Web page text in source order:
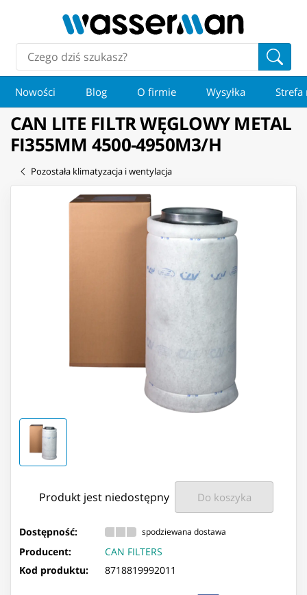
Nowości Blog O firmie Wysyłka Strefa
CAN LITE FILTR WĘGLOWY METAL
FI355MM 4500-4950M3/H
Pozostała klimatyzacja i wentylacja
Produkt jest niedostępny Do koszyka
Dostępność: spodziewana dostawa
Producent:
CAN FILTERS
Kod produktu:
8718819992011